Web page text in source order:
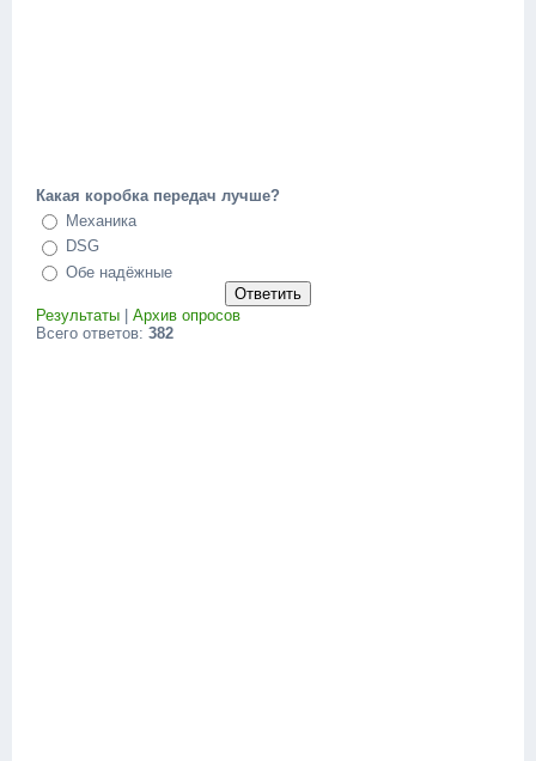
Какая коробка передач лучше?
Механика
DSG
Обе надёжные
Результаты
Архив опросов
Всего ответов: 382